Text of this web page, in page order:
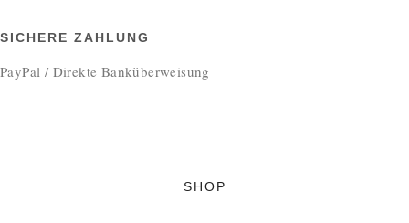
SICHERE ZAHLUNG
PayPal / Direkte Banküberweisung
SHOP